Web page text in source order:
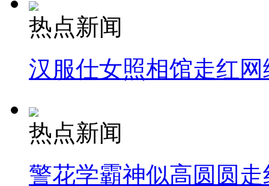
热点新闻
汉服仕女照相馆走红网
热点新闻
警花学霸神似高圆圆走